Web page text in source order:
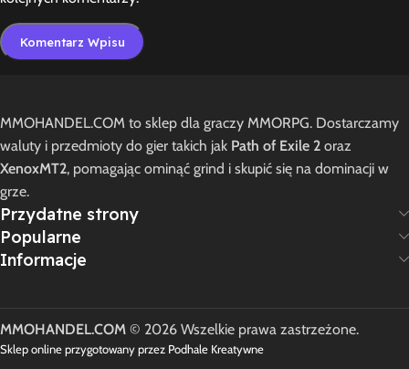
MMOHANDEL.COM to sklep dla graczy MMORPG. Dostarczamy
waluty i przedmioty do gier takich jak Path of Exile 2 oraz
XenoxMT2, pomagając ominąć grind i skupić się na dominacji w
grze.
Przydatne strony
Popularne
Informacje
MMOHANDEL.COM © 2026 Wszelkie prawa zastrzeżone.
Sklep online przygotowany przez Podhale Kreatywne